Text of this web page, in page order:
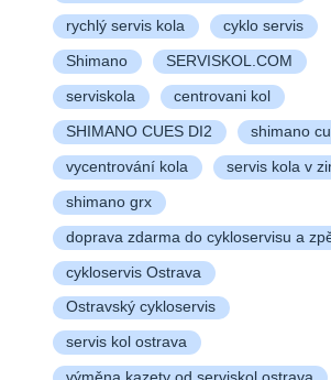
rychlý servis kola cyklo servis
Shimano SERVISKOL.COM
serviskola centrovani kol
SHIMANO CUES DI2 shimano
vycentrování kola servis kola v
shimano grx
doprava zdarma do cykloservisu a
cykloservis Ostrava
Ostravský cykloservis
servis kol ostrava